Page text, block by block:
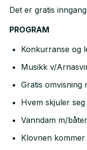
Det er gratis
PROGRAM
Konkurranse og
Musikk v/
Gratis omvisning
Hvem skjuler
Vanndam m/
Klovnen kommer